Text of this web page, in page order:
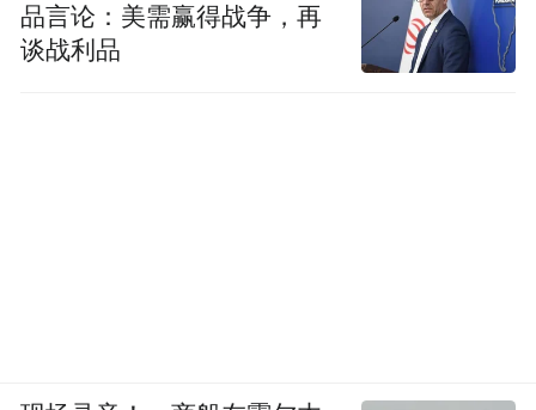
品言论：美需赢得战争，再
谈战利品